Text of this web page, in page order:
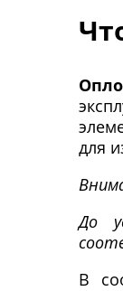
для
До
В